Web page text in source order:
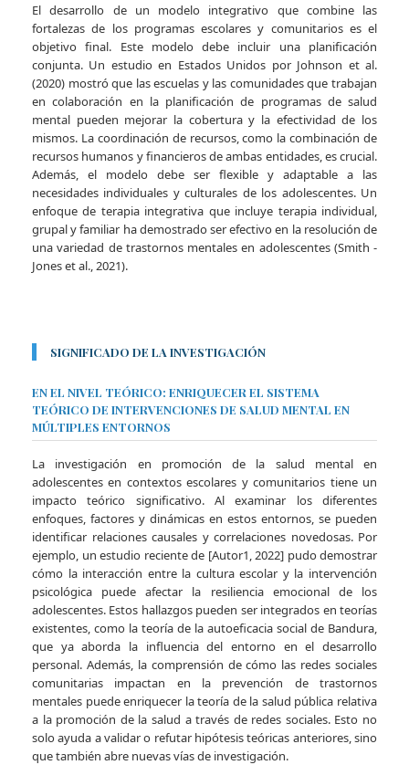
El desarrollo de un modelo integrativo que combine las
fortalezas de los programas escolares y comunitarios es el
objetivo final. Este modelo debe incluir una planificación
conjunta. Un estudio en Estados Unidos por Johnson et al.
(2020) mostró que las escuelas y las comunidades que trabajan
en colaboración en la planificación de programas de salud
mental pueden mejorar la cobertura y la efectividad de los
mismos. La coordinación de recursos, como la combinación de
recursos humanos y financieros de ambas entidades, es crucial.
Además, el modelo debe ser flexible y adaptable a las
necesidades individuales y culturales de los adolescentes. Un
enfoque de terapia integrativa que incluye terapia individual,
grupal y familiar ha demostrado ser efectivo en la resolución de
una variedad de trastornos mentales en adolescentes (Smith -
Jones et al., 2021).
SIGNIFICADO DE LA INVESTIGACIÓN
EN EL NIVEL TEÓRICO: ENRIQUECER EL SISTEMA
TEÓRICO DE INTERVENCIONES DE SALUD MENTAL EN
MÚLTIPLES ENTORNOS
La investigación en promoción de la salud mental en
adolescentes en contextos escolares y comunitarios tiene un
impacto teórico significativo. Al examinar los diferentes
enfoques, factores y dinámicas en estos entornos, se pueden
identificar relaciones causales y correlaciones novedosas. Por
ejemplo, un estudio reciente de [Autor1, 2022] pudo demostrar
cómo la interacción entre la cultura escolar y la intervención
psicológica puede afectar la resiliencia emocional de los
adolescentes. Estos hallazgos pueden ser integrados en teorías
existentes, como la teoría de la autoeficacia social de Bandura,
que ya aborda la influencia del entorno en el desarrollo
personal. Además, la comprensión de cómo las redes sociales
comunitarias impactan en la prevención de trastornos
mentales puede enriquecer la teoría de la salud pública relativa
a la promoción de la salud a través de redes sociales. Esto no
solo ayuda a validar o refutar hipótesis teóricas anteriores, sino
que también abre nuevas vías de investigación.